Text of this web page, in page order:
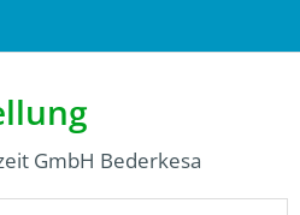
GmbH Bederkesa